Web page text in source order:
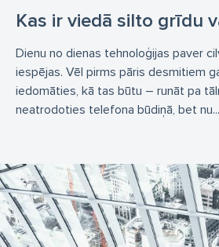
Kas ir viedā silto grīdu
Dienu no dienas tehnoloģijas paver
iespējas. Vēl pirms pāris desmitiem
iedomāties, kā tas būtu – runāt pa
neatrodoties telefona būdiņā, bet nu...